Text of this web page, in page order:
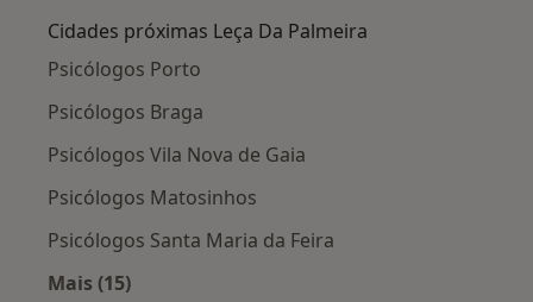
Cidades próximas Leça Da Palmeira
Psicólogos Porto
Psicólogos Braga
Psicólogos Vila Nova de Gaia
Psicólogos Matosinhos
Psicólogos Santa Maria da Feira
Mais (15)